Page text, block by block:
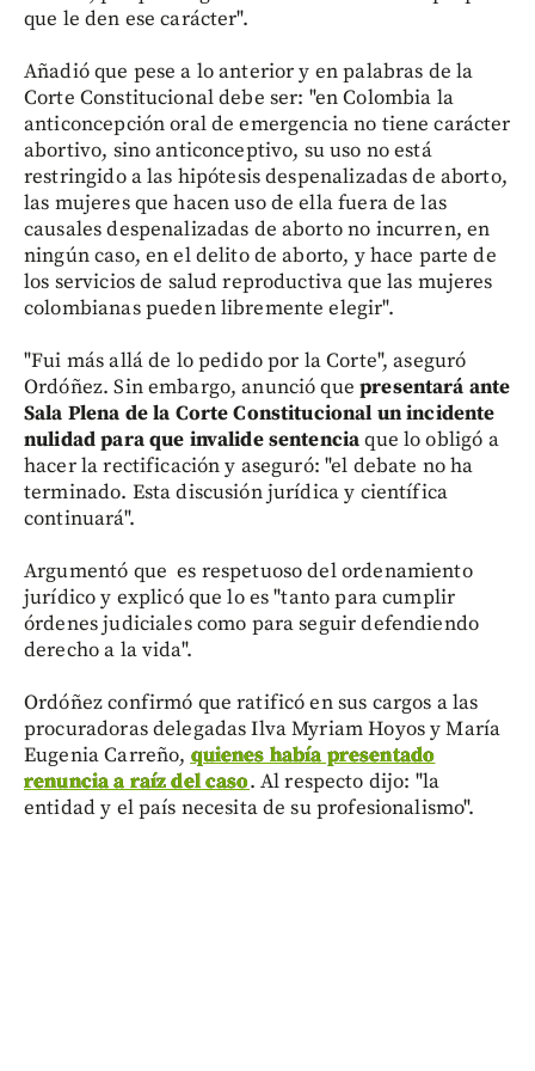
que le den ese carácter".
Añadió que pese a lo anterior y en palabras de la
Corte Constitucional debe ser: "en Colombia la
anticoncepción oral de emergencia no tiene carácter
abortivo, sino anticonceptivo, su uso no está
restringido a las hipótesis despenalizadas de aborto,
las mujeres que hacen uso de ella fuera de las
causales despenalizadas de aborto no incurren, en
ningún caso, en el delito de aborto, y hace parte de
los servicios de salud reproductiva que las mujeres
colombianas pueden libremente elegir".
"Fui más allá de lo pedido por la Corte", aseguró
Ordóñez. Sin embargo, anunció quepresentará ante
Sala Plena de la Corte Constitucional un incidente
nulidad para que invalide sentenciaque lo obligó a
hacer la rectificación y aseguró: "el debate no ha
terminado. Esta discusión jurídica y científica
continuará".
Argumentó que es respetuoso del ordenamiento
jurídico y explicó que lo es "tanto para cumplir
órdenes judiciales como para seguir defendiendo
derecho a la vida".
Ordóñez confirmó que ratificó en sus cargos a las
procuradoras delegadas Ilva Myriam Hoyos y María
Eugenia Carreño, quienes había presentado
renuncia a raíz del caso. Al respecto dijo: "la
entidad y el país necesita de su profesionalismo".